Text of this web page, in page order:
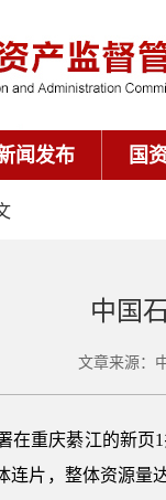
闻发布 国
中国
文章来源：
在重庆綦江的新
片，整体资源量